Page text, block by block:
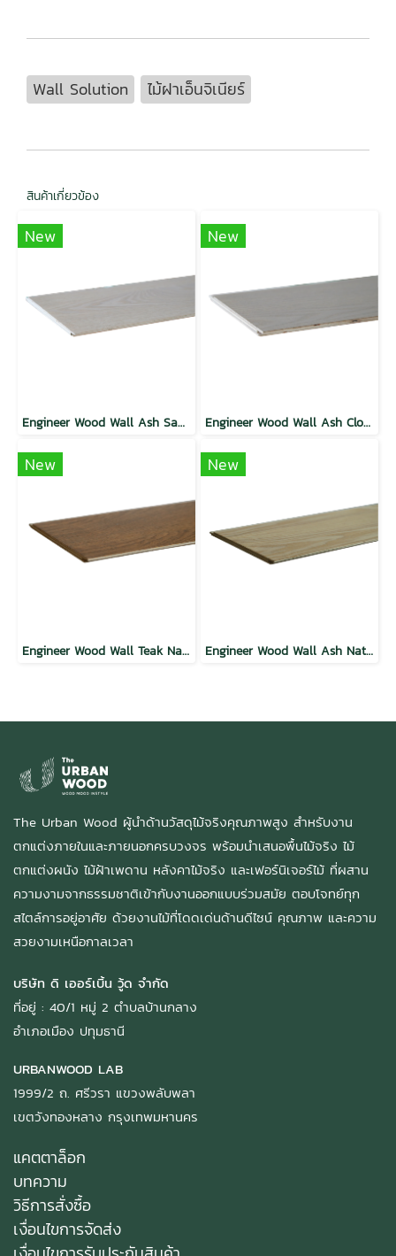
Wall Solution ไม้ฝาเอ็นจิเนียร์
สินค้าเกี่ยวข้อง
New
Engineer Wood Wall Ash Sandy
New
Engineer Wood Wall Ash Cloudy
New
Engineer Wood Wall Teak Natural
New
Engineer Wood Wall Ash Natural
The Urban Wood ผู้นำด้านวัสดุไม้จริงคุณภาพสูง สำหรับงาน
ตกแต่งภายในและภายนอกครบวงจร พร้อมนำเสนอพื้นไม้จริง ไม้
ตกแต่งผนัง ไม้ฝ้าเพดาน หลังคาไม้จริง และเฟอร์นิเจอร์ไม้ ที่ผสาน
ความงามจากธรรมชาติเข้ากับงานออกแบบร่วมสมัย ตอบโจทย์ทุก
สไตล์การอยู่อาศัย ด้วยงานไม้ที่โดดเด่นด้านดีไซน์ คุณภาพ และความ
สวยงามเหนือกาลเวลา
บริษัท ดิ เออร์เบิ้น วู้ด จำกัด
ที่อยู่ : 40/1 หมู่ 2 ตำบลบ้านกลาง
อำเภอเมือง ปทุมธานี
URBANWOOD LAB
1999/2 ถ. ศรีวรา แขวงพลับพลา
เขตวังทองหลาง กรุงเทพมหานคร
แคตตาล็อก
บทความ
วิธีการสั่งซื้อ
เงื่อนไขการจัดส่ง